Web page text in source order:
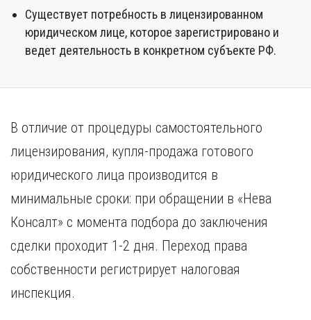
Существует потребность в лицензированном
юридическом лице, которое зарегистрировано и
ведет деятельность в конкретном субъекте РФ.
В отличие от процедуры самостоятельного
лицензирования, купля-продажа готового
юридического лица производится в
минимальные сроки: при обращении в «Нева
Консалт» с момента подбора до заключения
сделки проходит 1-2 дня. Переход права
собственности регистрирует налоговая
инспекция.